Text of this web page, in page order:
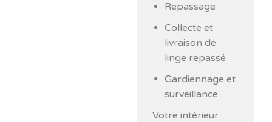
Repassage
Collecte et
livraison de
linge repassé
Gardiennage et
surveillance
Votre intérieur